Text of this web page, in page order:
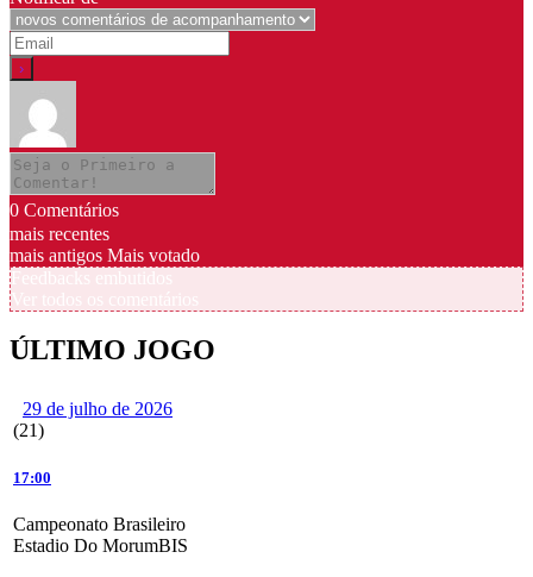
0 Comentários
mais recentes
mais antigos Mais votado
ÚLTIMO JOGO
29 de julho de 2026
(21)
17:00
Campeonato Brasileiro
Estadio Do MorumBIS